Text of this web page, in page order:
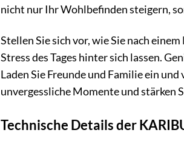
nicht nur Ihr Wohlbefinden steigern,
Stellen Sie sich vor, wie Sie nach
Stress des Tages hinter sich lassen.
Laden Sie Freunde und Familie ein
unvergessliche Momente und stärken
Technische Details der